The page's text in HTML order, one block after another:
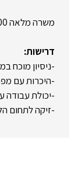
משרה מלאה 9:00-18:00 ממשרדי הארגון בראשל"צ
דרישות:
-ניסיון מוכח
-היכרות עם
-יכולת עבודה
-זיקה לתחום